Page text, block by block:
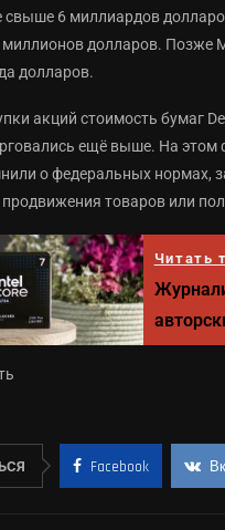
свыше 6 миллиардов
миллионов долларов. Позже
долларов.
акций стоимость бумаг
ещё выше. На этом
о федеральных
товаров или
Читать
Facebook